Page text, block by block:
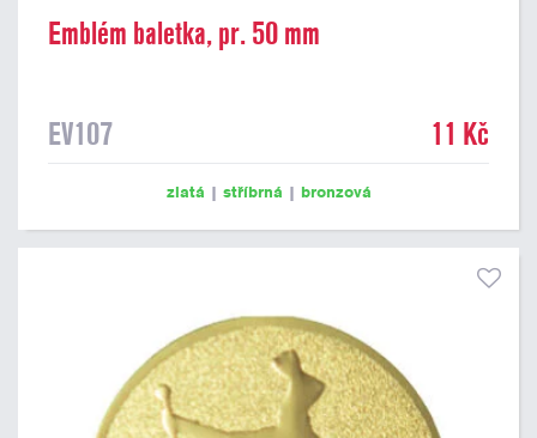
Emblém baletka, pr. 50 mm
EV107 11 Kč
zlatá | stříbrná | bronzová